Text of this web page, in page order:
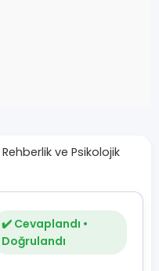
Rehberlik ve Psikolojik
✔️ Cevaplandı •
Doğrulandı